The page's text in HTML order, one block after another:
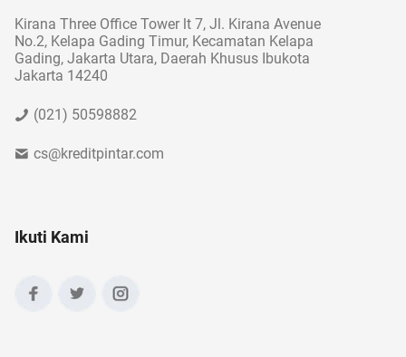
Kirana Three Office Tower lt 7, Jl. Kirana Avenue
No.2, Kelapa Gading Timur, Kecamatan Kelapa
Gading, Jakarta Utara, Daerah Khusus Ibukota
Jakarta 14240
(021) 50598882
cs@kreditpintar.com
Ikuti Kami